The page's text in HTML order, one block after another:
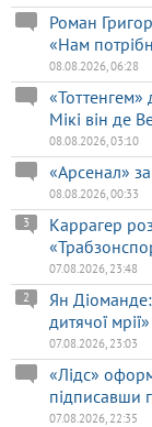
Роман
«Нам
08.08.2026, 06:28
Мікі він де
08.08.2026, 03:10
«Арсенал»
08.08.2026, 00:33
Каррагер
3
07.08.2026, 23:48
Ян
дитячої мрії»
2
07.08.2026, 23:03
«Лідс»
підписавши
07.08.2026, 22:35